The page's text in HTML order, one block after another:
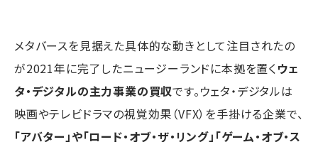
メタバースを見据えた具体的な動きとして注目されたの
が2021年に完了したニュージーランドに本拠を置くウェ
タ・デジタルの主力事業の買収です。ウェタ・デジタルは
映画やテレビドラマの視覚効果（VFX）を手掛ける企業で、
「アバター」や「ロード・オブ・ザ・リング」「ゲーム・オブ・ス